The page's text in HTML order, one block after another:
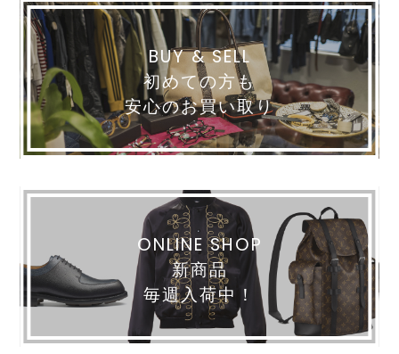
BUY & SELL
初めての方も
安心のお買い取り
ONLINE SHOP
新商品
毎週入荷中！